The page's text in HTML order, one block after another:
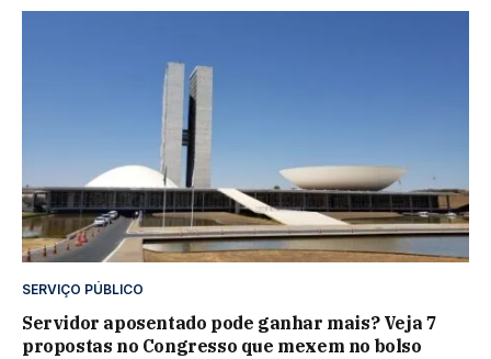
SERVIÇO PÚBLICO
Servidor aposentado pode ganhar mais? Veja 7
propostas no Congresso que mexem no bolso